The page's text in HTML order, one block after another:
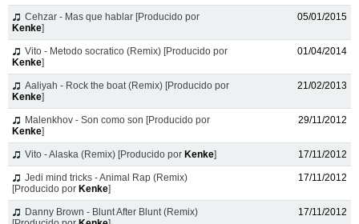
Cehzar - Mas que hablar [Producido por
Kenke]
05/01/2015
Vito - Metodo socratico (Remix) [Producido por
Kenke]
01/04/2014
Aaliyah - Rock the boat (Remix) [Producido por
Kenke]
21/02/2013
Malenkhov - Son como son [Producido por
Kenke]
29/11/2012
Vito - Alaska (Remix) [Producido por Kenke] 17/11/2012
Jedi mind tricks - Animal Rap (Remix)
[Producido por Kenke]
17/11/2012
Danny Brown - Blunt After Blunt (Remix)
17/11/2012